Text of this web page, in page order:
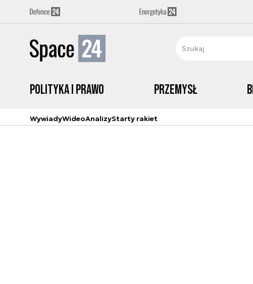
Polityka i prawo Przemysł
WywiadyWideoAnalizyStarty rakiet